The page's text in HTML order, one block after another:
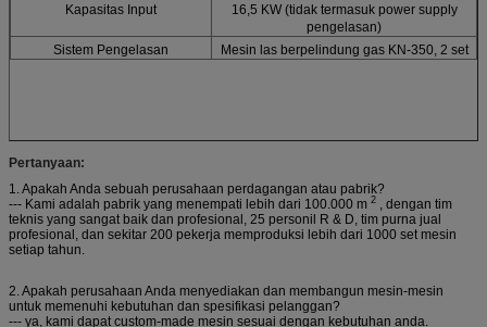
Kapasitas Input
16,5 KW (tidak termasuk power supply
pengelasan)
Sistem Pengelasan
Mesin las berpelindung gas KN-350, 2 set
Pertanyaan:
1. Apakah Anda sebuah perusahaan perdagangan atau pabrik?
--- Kami adalah pabrik yang menempati lebih dari 100.000 m 2 , dengan tim
teknis yang sangat baik dan profesional, 25 personil R & D, tim purna jual
profesional, dan sekitar 200 pekerja memproduksi lebih dari 1000 set mesin
setiap tahun.
2. Apakah perusahaan Anda menyediakan dan membangun mesin-mesin
untuk memenuhi kebutuhan dan spesifikasi pelanggan?
--- ya, kami dapat custom-made mesin sesuai dengan kebutuhan anda.